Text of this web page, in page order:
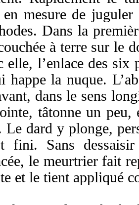
mesurede juguler
. Dans la
à terresur le
elle, l’enlacedes six
happelanuque. L’
dans le sens
, tâtonneun peu,
Le dardy plonge,
fini. Sans dessaisir
, le meurtrierfait
et le tient appliqué